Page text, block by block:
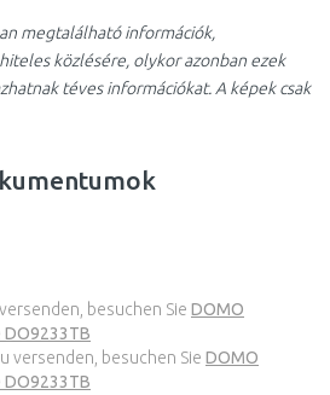
megtalálható információk,
közlésére, olykor azonban ezek
téves információkat. A képek csak
besuchen Sie DOMO
versenden, besuchen Sie DOMO